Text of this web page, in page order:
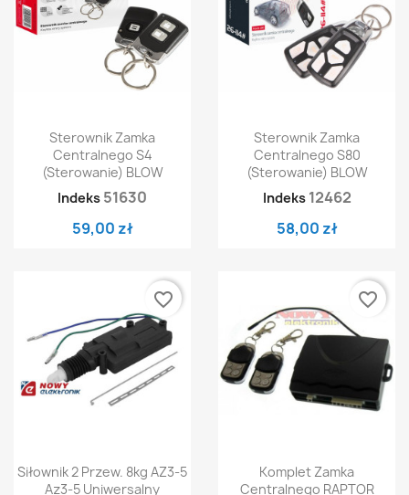
Sterownik Zamka
Centralnego S4
(sterowanie) BLOW
Indeks 51630
59,00 zł
Sterownik Zamka
Centralnego S80
(Sterowanie) BLOW
Indeks 12462
58,00 zł
Siłownik 2 Przew. 8kg AZ3-5
Az3-5 Uniwersalny
favorite_border
Komplet Zamka
Centralnego RAPTOR
favorite_border